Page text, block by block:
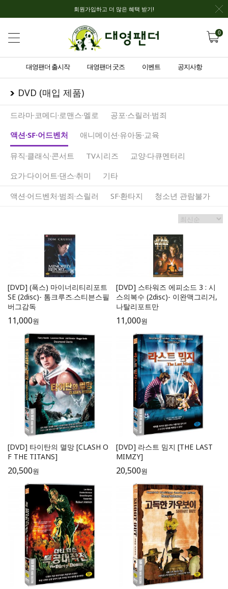
회원가입하고 더 많은 혜택 받기!
0
대영팬더 출시작 대영팬더 굿즈 이벤트 공지사항
DVD (매입 제품)
드라마·코메디·로맨스·멜로
공포·스릴러·범죄
액션·SF·어드벤처
애니메이션·유아동·교육
뮤직·클래식·콘서트 TV시리즈
교양·다큐멘터리
요가·다이어트·댄스·취미
기타
액션·어드벤처·범죄·스릴러
SF·환타지 청소년 관람불가
[DVD] (폭스) 마이너리티리포트
SE (2disc)- 톰크루즈.스티븐스필
버그감독
11,000원
[DVD] 스타워즈 에피소드 3 : 시
스의복수 (2disc)- 이완맥그리거,
나탈리포트만
11,000원
[DVD] 타이탄의 멸망 [CLASH O
F THE TITANS]
20,500원
[DVD] 라스트 밈지 [THE LAST
MIMZY]
20,500원